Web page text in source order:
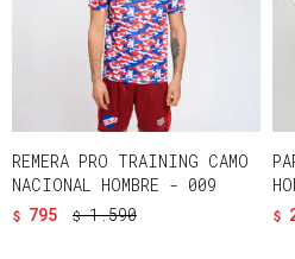
REMERA PRO TRAINING CAMO
NACIONAL HOMBRE - 009
$ 795 $ 1.590 $